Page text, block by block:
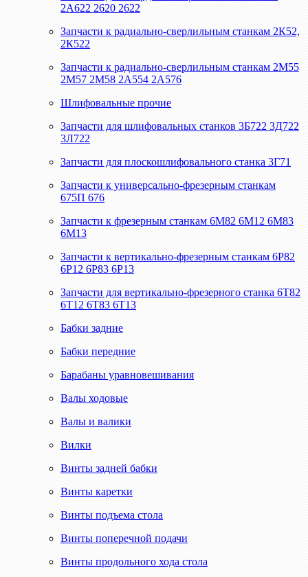
2А622 2620 2622
Запчасти к радиально-сверлильным станкам 2К52,
2К522
Запчасти к радиально-сверлильным станкам 2М55
2М57 2М58 2А554 2А576
Шлифовальные прочие
Запчасти для шлифовальных станков 3Б722 3Д722
3Л722
Запчасти для плоскошлифовального станка 3Г71
Запчасти к универсально-фрезерным станкам
675П 676
Запчасти к фрезерным станкам 6М82 6М12 6М83
6М13
Запчасти к вертикально-фрезерным станкам 6Р82
6Р12 6Р83 6Р13
Запчасти для вертикально-фрезерного станка 6Т82
6Т12 6Т83 6Т13
Бабки задние
Бабки передние
Барабаны уравновешивания
Валы ходовые
Валы и валики
Вилки
Винты задней бабки
Винты каретки
Винты подъема стола
Винты поперечной подачи
Винты продольного хода стола